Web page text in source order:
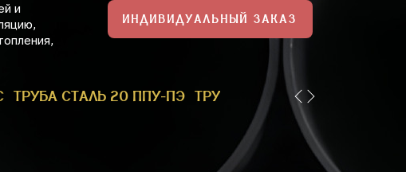
и
ИНДИВИДУАЛЬНЫЙ ЗАКАЗ
ТРУБА СТАЛЬ 20 ППУ-ПЭ ТРУБА ППУ-ПЭ 1 ТРУБА 159